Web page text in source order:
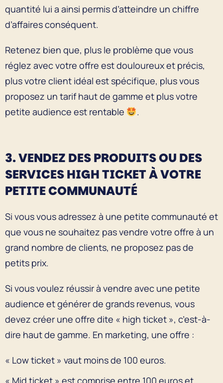
quantité lui a ainsi permis d’atteindre un chiffre
d’affaires conséquent.
Retenez bien que, plus le problème que vous
réglez avec votre offre est douloureux et précis,
plus votre client idéal est spécifique, plus vous
proposez un tarif haut de gamme et plus votre
petite audience est rentable
.
3. VENDEZ DES PRODUITS OU DES
SERVICES HIGH TICKET À VOTRE
PETITE COMMUNAUTÉ
Si vous vous adressez à une petite communauté et
que vous ne souhaitez pas vendre votre offre à un
grand nombre de clients, ne proposez pas de
petits prix.
Si vous voulez réussir à vendre avec une petite
audience et générer de grands revenus, vous
devez créer une offre dite « high ticket », c’est-à-
dire haut de gamme. En marketing, une offre :
« Low ticket » vaut moins de 100 euros.
« Mid ticket » est comprise entre 100 euros et